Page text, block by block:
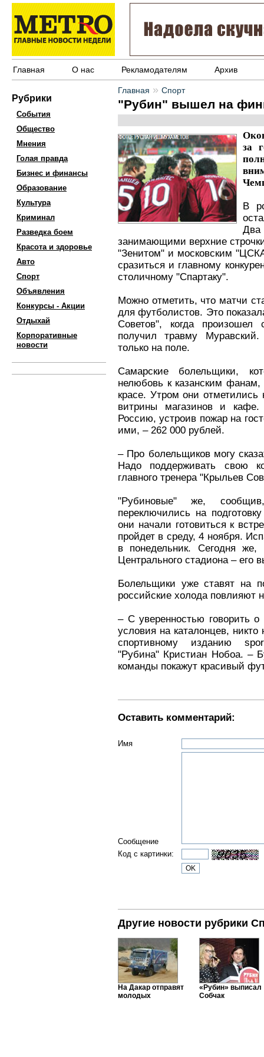
Главная О нас Рекламодателям Архив
Рубрики
События
Общество
Мнения
Голая правда
Бизнес и финансы
Образование
Культура
Криминал
Разведка боем
Красота и здоровье
Авто
Спорт
Объявления
Конкурсы - Акции
Отдыхай
Корпоративные
новости
Главная » Спорт
"Рубин" вышел на
за
В
занимающими верхние
"Зенитом" и московским
сразиться и главному
столичному "Спартаку".
Можно отметить, что матчи
для футболистов. Это
Советов", когда
получил травму
только на поле.
Самарские болельщики,
нелюбовь к казанским
красе. Утром они
витрины магазинов и
Россию, устроив пожар на
ими, – 262 000 рублей.
– Про болельщиков могу
Надо поддерживать свою
главного тренера "Крыльев
"Рубиновые" же,
переключились на
они начали готовиться к
пройдет в среду, 4 ноября.
в понедельник. Сегодня
Центрального стадиона – его
Болельщики уже ставят на
российские холода повлияют
– С уверенностью говорить о
условия на каталонцев,
спортивному изданию
"Рубина" Кристиан Нобоа. –
команды покажут красивый
Оставить комментарий:
Имя
Сообщение
Код с картинки:
Другие новости рубрики
На Дакар отправят
молодых
«Рубин» выписал
Собчак